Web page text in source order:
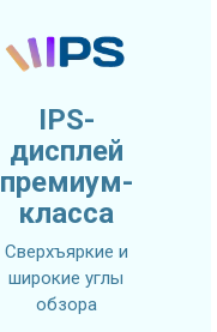
IPS-
дисплей
премиум-
класса
Сверхъяркие и
широкие углы
обзора